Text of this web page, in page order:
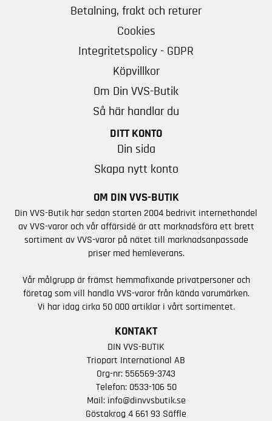
Betalning, frakt och returer
Cookies
Integritetspolicy - GDPR
Köpvillkor
Om Din VVS-Butik
Så här handlar du
DITT KONTO
Din sida
Skapa nytt konto
OM DIN VVS-BUTIK
Din VVS-Butik har sedan starten 2004 bedrivit internethandel
av VVS-varor och vår affärsidé är att marknadsföra ett brett
sortiment av VVS-varor på nätet till marknadsanpassade
priser med hemleverans.
Vår målgrupp är främst hemmafixande privatpersoner och
företag som vill handla VVS-varor från kända varumärken.
Vi har idag cirka 50 000 artiklar i vårt sortimentet.
KONTAKT
DIN VVS-BUTIK
Triopart International AB
Org-nr: 556569-3743
Telefon: 0533-106 50
Mail: info@dinvvsbutik.se
Göstakrog 4 661 93 Säffle